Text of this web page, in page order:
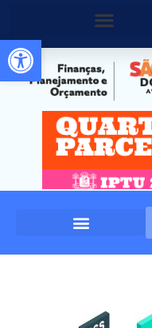
Abrir a barra de ferramentas